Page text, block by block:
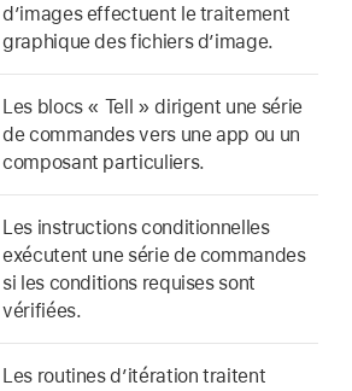
d’images effectuent le traitement
graphique des fichiers d’image.
Les blocs « Tell » dirigent une série
de commandes vers une app ou un
composant particuliers.
Les instructions conditionnelles
exécutent une série de commandes
si les conditions requises sont
vérifiées.
Les routines d’itération traitent